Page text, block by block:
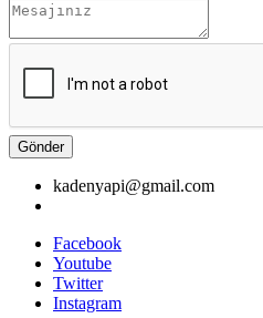
Gönder
kadenyapi@gmail.com
Facebook
Youtube
Twitter
Instagram